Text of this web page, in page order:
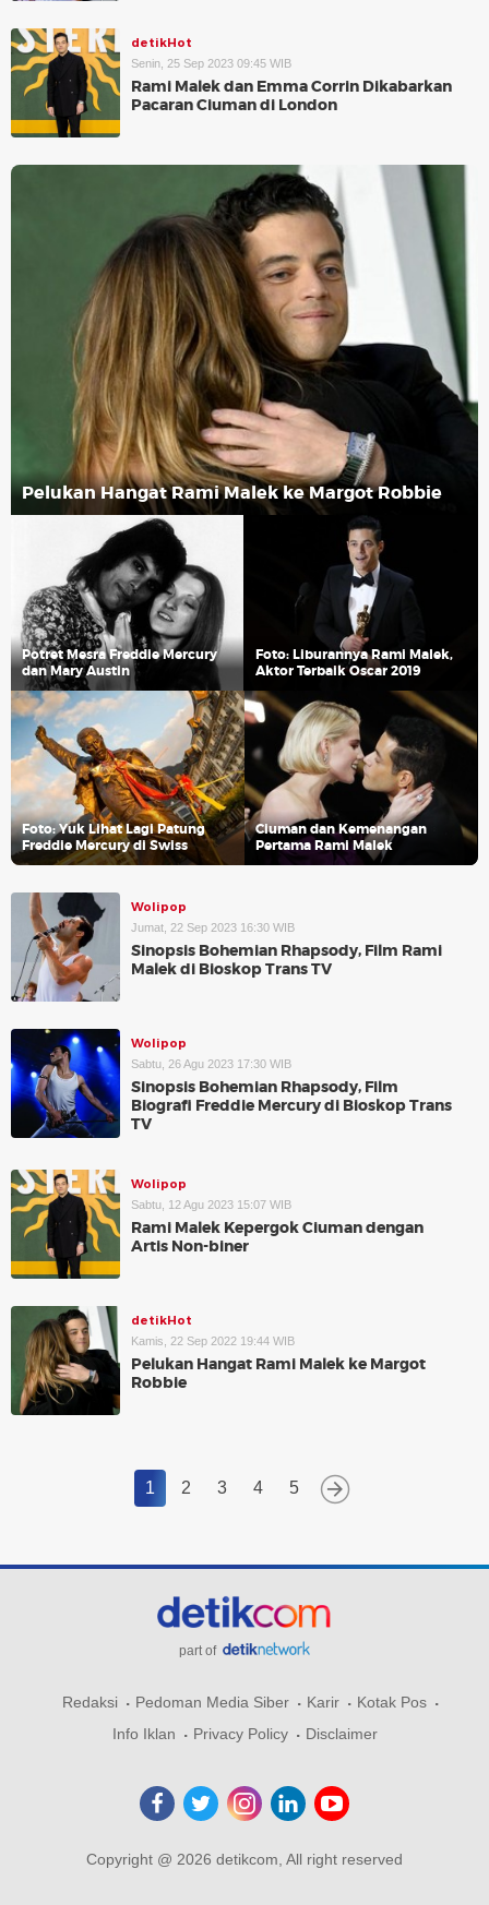
detikHot
Senin, 25 Sep 2023 09:45 WIB
Rami Malek dan Emma Corrin Dikabarkan
Pacaran Ciuman di London
Pelukan Hangat Rami Malek ke Margot Robbie
Potret Mesra Freddie Mercury
dan Mary Austin
Foto: Liburannya Rami Malek,
Aktor Terbaik Oscar 2019
Foto: Yuk Lihat Lagi Patung
Freddie Mercury di Swiss
Ciuman dan Kemenangan
Pertama Rami Malek
Wolipop
Jumat, 22 Sep 2023 16:30 WIB
Sinopsis Bohemian Rhapsody, Film Rami
Malek di Bioskop Trans TV
Wolipop
Sabtu, 26 Agu 2023 17:30 WIB
Sinopsis Bohemian Rhapsody, Film
Biografi Freddie Mercury di Bioskop Trans
TV
Wolipop
Sabtu, 12 Agu 2023 15:07 WIB
Rami Malek Kepergok Ciuman dengan
Artis Non-biner
detikHot
Kamis, 22 Sep 2022 19:44 WIB
Pelukan Hangat Rami Malek ke Margot
Robbie
1 2 3 4 5
part of
Redaksi Pedoman Media Siber Karir
Kotak Pos
Info Iklan
Privacy Policy Disclaimer
Copyright @ 2026 detikcom, All right reserved